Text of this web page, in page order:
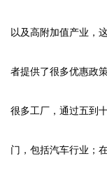
以及高附加值产业，
者提供了很多优惠政
很多工厂，通过五到
门，包括汽车行业；